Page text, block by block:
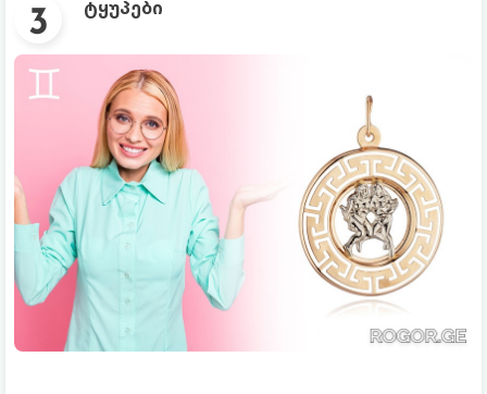
ტყუპები